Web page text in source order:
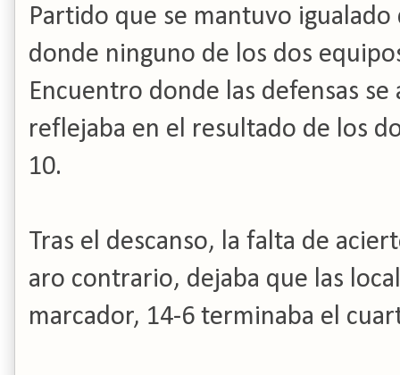
Partido que se mantuvo
donde ninguno de los dos
Encuentro donde las defensas
reflejaba en el resultado de los
10.
Tras el descanso, la falta de
aro contrario, dejaba que las
marcador, 14-6 terminaba el